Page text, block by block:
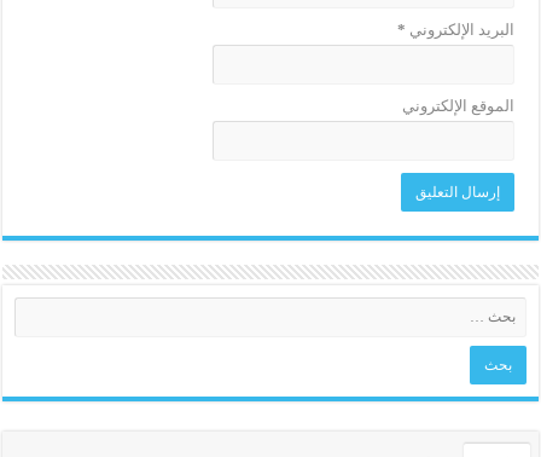
البريد الإلكتروني *
الموقع الإلكتروني